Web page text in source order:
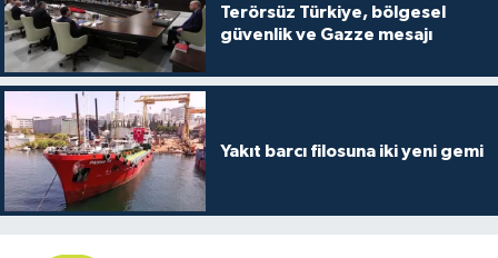
Terörsüz Türkiye, bölgesel
güvenlik ve Gazze mesajı
Yakıt barcı filosuna iki yeni gemi